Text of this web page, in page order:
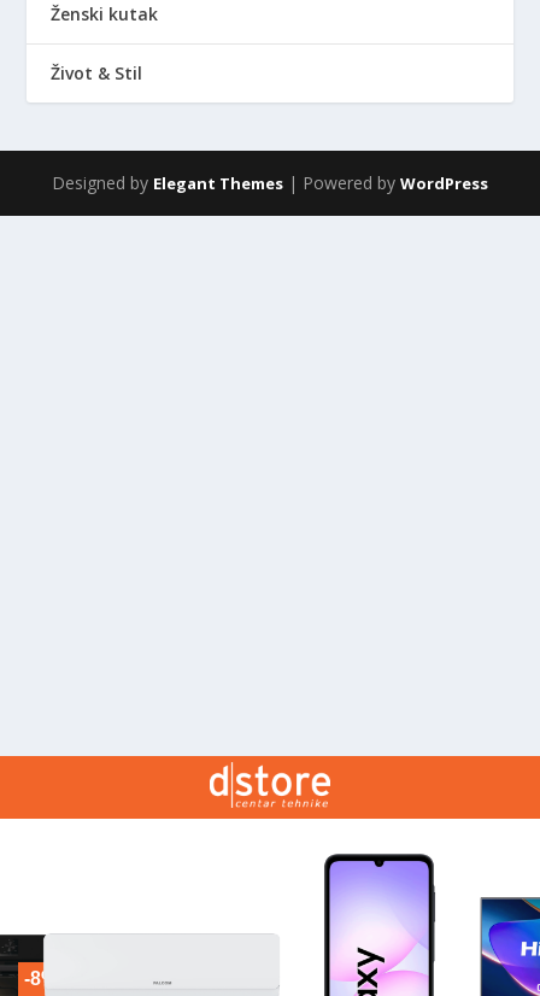
Ženski kutak
Život & Stil
Designed by Elegant Themes | Powered by WordPress